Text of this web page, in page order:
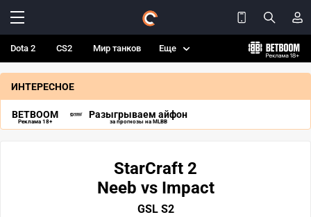
Dota 2 CS2 Мир танков Еще
ИНТЕРЕСНОЕ
BETBOOM
Реклама 18+
Разыгрываем айфон
за прогнозы на MLBB
StarCraft 2
Neeb vs Impact
GSL S2